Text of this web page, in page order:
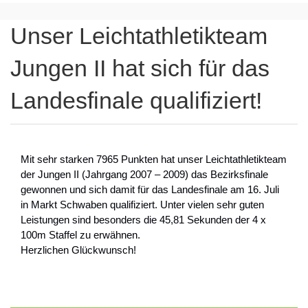
Unser Leichtathletikteam
Jungen II hat sich für das
Landesfinale qualifiziert!
Mit sehr starken 7965 Punkten hat unser Leichtathletikteam
der Jungen II (Jahrgang 2007 – 2009) das Bezirksfinale
gewonnen und sich damit für das Landesfinale am 16. Juli
in Markt Schwaben qualifiziert. Unter vielen sehr guten
Leistungen sind besonders die 45,81 Sekunden der 4 x
100m Staffel zu erwähnen.
Herzlichen Glückwunsch!